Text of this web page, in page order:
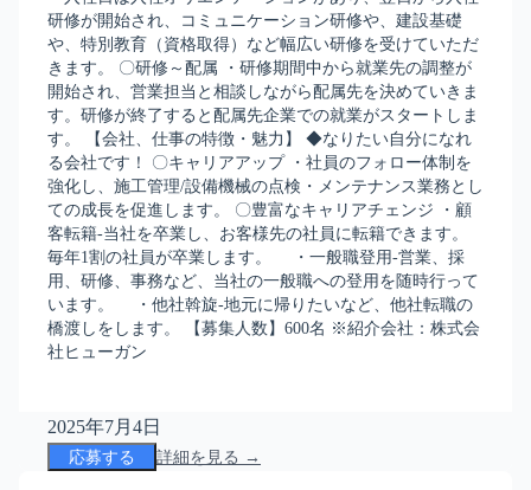
研修が開始され、コミュニケーション研修や、建設基礎
や、特別教育（資格取得）など幅広い研修を受けていただ
きます。 〇研修～配属 ・研修期間中から就業先の調整が
開始され、営業担当と相談しながら配属先を決めていきま
す。研修が終了すると配属先企業での就業がスタートしま
す。 【会社、仕事の特徴・魅力】 ◆なりたい自分になれ
る会社です！ 〇キャリアアップ ・社員のフォロー体制を
強化し、施工管理/設備機械の点検・メンテナンス業務とし
ての成長を促進します。 〇豊富なキャリアチェンジ ・顧
客転籍-当社を卒業し、お客様先の社員に転籍できます。
毎年1割の社員が卒業します。 ・一般職登用-営業、採
用、研修、事務など、当社の一般職への登用を随時行って
います。 ・他社斡旋-地元に帰りたいなど、他社転職の
橋渡しをします。 【募集人数】600名 ※紹介会社：株式会
社ヒューガン
2025年7月4日
応募する 詳細を見る →